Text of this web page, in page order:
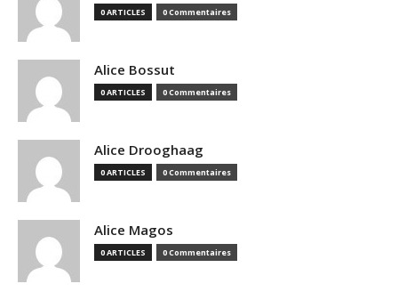
0 ARTICLES 0 Commentaires
Alice Bossut
0 ARTICLES 0 Commentaires
Alice Drooghaag
0 ARTICLES 0 Commentaires
Alice Magos
0 ARTICLES 0 Commentaires